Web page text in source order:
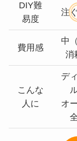
DIY難
易度
注
費用感
中
消
こんな
人に
デ
オ